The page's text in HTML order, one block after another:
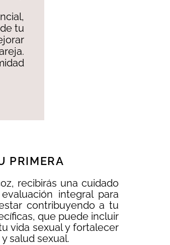
tu
PRIMERA
recibirás una cuidado
integral para
contribuyendo a tu
que puede incluir
vida sexual y fortalecer
salud sexual.